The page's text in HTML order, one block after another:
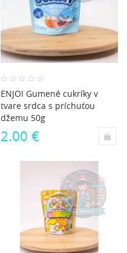
ENJOI Gumené cukríky v
tvare srdca s príchuťou
džemu 50g
2.00 €